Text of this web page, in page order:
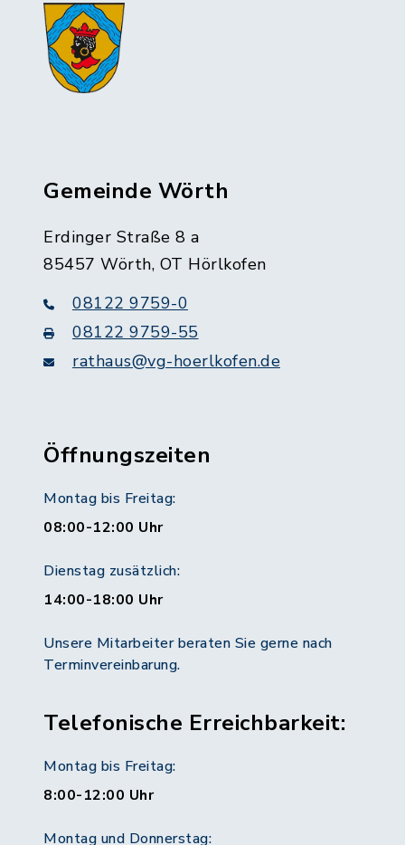
Gemeinde Wörth
Erdinger Straße 8 a
85457 Wörth, OT Hörlkofen
08122 9759-0
08122 9759-55
rathaus@vg-hoerlkofen.de
Öffnungszeiten
Montag bis Freitag:
08:00-12:00 Uhr
Dienstag zusätzlich:
14:00-18:00 Uhr
Unsere Mitarbeiter beraten Sie gerne nach
Terminvereinbarung.
Telefonische Erreichbarkeit:
Montag bis Freitag:
8:00-12:00 Uhr
Montag und Donnerstag: